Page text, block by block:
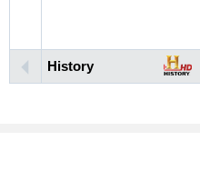
History